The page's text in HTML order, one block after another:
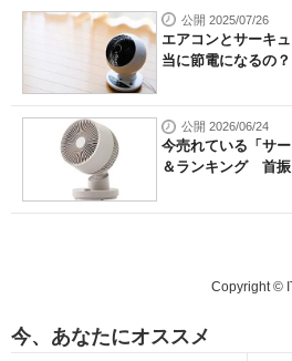
公開 2025/07/26
エアコンとサーキ
当に節電になるの
公開 2026/06/24
今売れている「サ
＆ランキング 首振
Copyright ©
今、あなたにオススメ